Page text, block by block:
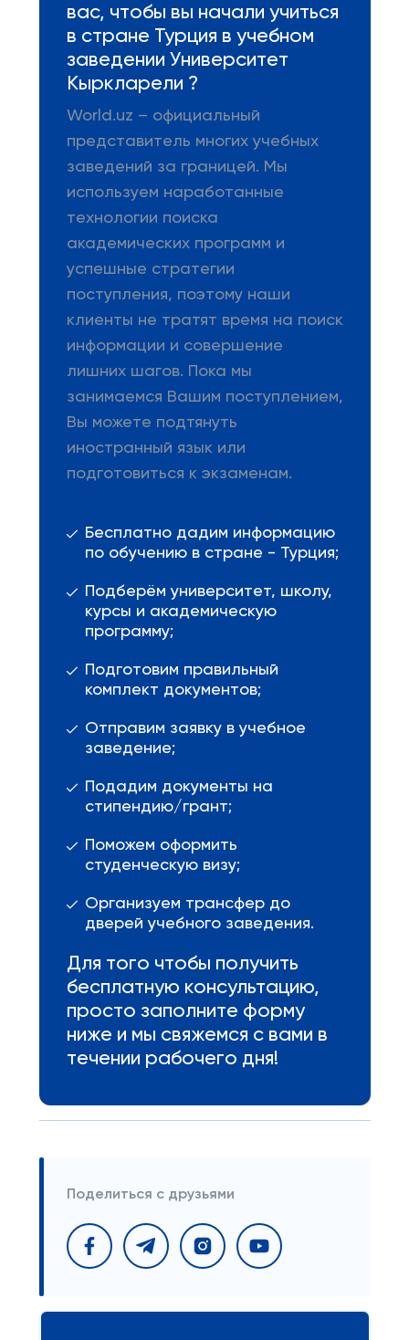
вас, чтобы вы начали учиться
в стране Турция в учебном
заведении Университет
Кыркларели ?
World.uz – официальный
представитель многих учебных
заведений за границей. Мы
используем наработанные
технологии поиска
академических программ и
успешные стратегии
поступления, поэтому наши
клиенты не тратят время на поиск
информации и совершение
лишних шагов. Пока мы
занимаемся Вашим поступлением,
Вы можете подтянуть
иностранный язык или
подготовиться к экзаменам.
Бесплатно дадим информацию
по обучению в стране - Турция;
Подберём университет, школу,
курсы и академическую
программу;
Подготовим правильный
комплект документов;
Отправим заявку в учебное
заведение;
Подадим документы на
стипендию/грант;
Поможем оформить
студенческую визу;
Организуем трансфер до
дверей учебного заведения.
Для того чтобы получить
бесплатную консультацию,
просто заполните форму
ниже и мы свяжемся с вами в
течении рабочего дня!
Поделиться с друзьями